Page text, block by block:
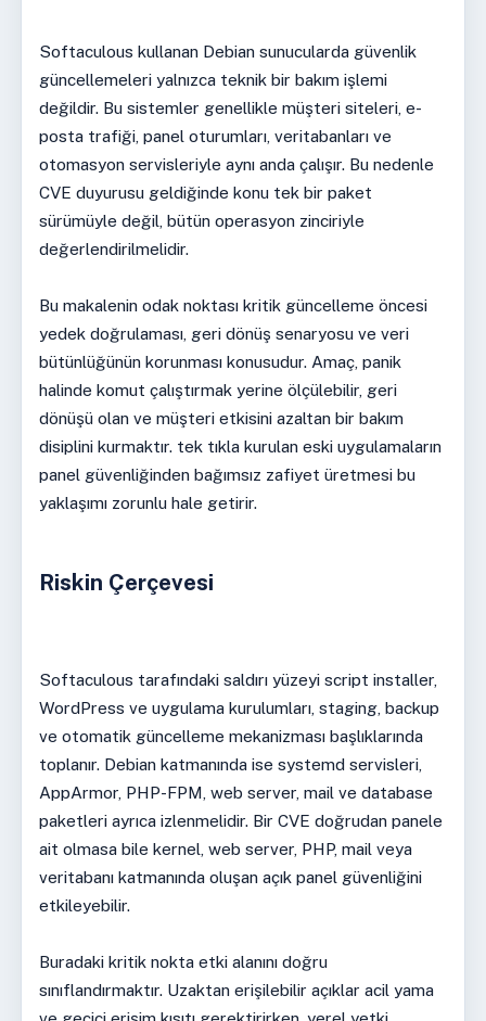
Softaculous kullanan Debian sunucularda güvenlik
güncellemeleri yalnızca teknik bir bakım işlemi
değildir. Bu sistemler genellikle müşteri siteleri, e-
posta trafiği, panel oturumları, veritabanları ve
otomasyon servisleriyle aynı anda çalışır. Bu nedenle
CVE duyurusu geldiğinde konu tek bir paket
sürümüyle değil, bütün operasyon zinciriyle
değerlendirilmelidir.
Bu makalenin odak noktası kritik güncelleme öncesi
yedek doğrulaması, geri dönüş senaryosu ve veri
bütünlüğünün korunması konusudur. Amaç, panik
halinde komut çalıştırmak yerine ölçülebilir, geri
dönüşü olan ve müşteri etkisini azaltan bir bakım
disiplini kurmaktır. tek tıkla kurulan eski uygulamaların
panel güvenliğinden bağımsız zafiyet üretmesi bu
yaklaşımı zorunlu hale getirir.
Riskin Çerçevesi
Softaculous tarafındaki saldırı yüzeyi script installer,
WordPress ve uygulama kurulumları, staging, backup
ve otomatik güncelleme mekanizması başlıklarında
toplanır. Debian katmanında ise systemd servisleri,
AppArmor, PHP-FPM, web server, mail ve database
paketleri ayrıca izlenmelidir. Bir CVE doğrudan panele
ait olmasa bile kernel, web server, PHP, mail veya
veritabanı katmanında oluşan açık panel güvenliğini
etkileyebilir.
Buradaki kritik nokta etki alanını doğru
sınıflandırmaktır. Uzaktan erişilebilir açıklar acil yama